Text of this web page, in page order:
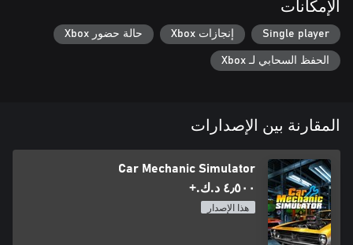
الإمكانات
Single player إنجازات Xbox حالة حضور Xbox
الحفظ السحابي لـ Xbox
المقارنة بين الإصدارات
Car Mechanic Simulator
٤٫٥٠٠ د.ك.‏+
هذا الإصدار